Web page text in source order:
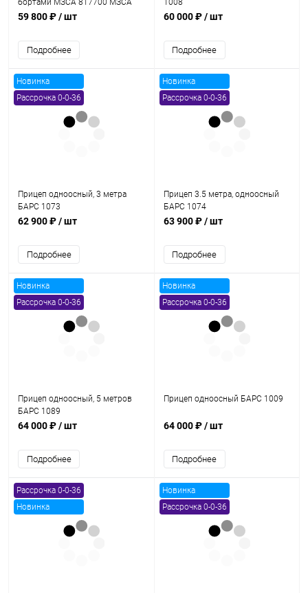
бортами МЗСА 817700 МЗСА
817700 002
59 800 ₽/ шт
Подробнее
1008
60 000 ₽/ шт
Подробнее
Новинка
Рассрочка 0-0-36
Прицеп одноосный, 3 метра
БАРС 1073
62 900 ₽/ шт
Подробнее
Новинка
Рассрочка 0-0-36
Прицеп 3.5 метра, одноосный
БАРС 1074
63 900 ₽/ шт
Подробнее
Новинка
Рассрочка 0-0-36
Прицеп одноосный, 5 метров
БАРС 1089
64 000 ₽/ шт
Подробнее
Новинка
Рассрочка 0-0-36
Прицеп одноосный БАРС 1009
64 000 ₽/ шт
Подробнее
Рассрочка 0-0-36
Новинка
Новинка
Рассрочка 0-0-36